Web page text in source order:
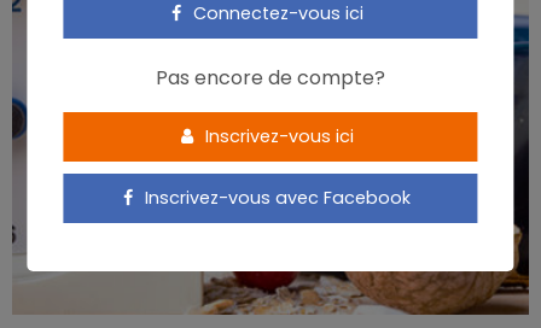
Connectez-vous ici
Pas encore de compte?
Inscrivez-vous ici
Inscrivez-vous avec Facebook